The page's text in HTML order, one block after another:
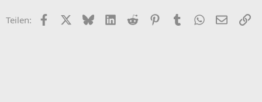
Teilen: FacebookX (Twitter)
BlueskyLinkedIn
Reddit PinterestTumblr WhatsApp
E-Mail